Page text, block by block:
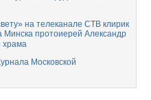
на телеканале СТВ клирик
Минска протоиерей Александр
храма
Московской